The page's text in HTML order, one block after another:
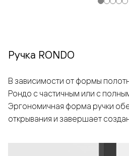
Ручка RONDO
В зависимости от формы
Рондо с частичным или с
Эргономичная форма ручки
открывания и завершает